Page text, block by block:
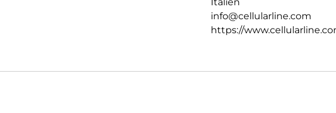
info@cellularline.com
https://